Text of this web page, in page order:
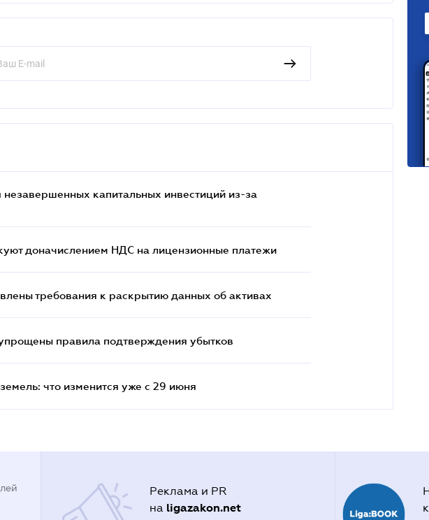
капитальных инвестиций из-за
доначислением НДС на лицензионные платежи
требования к раскрытию данных об активах
правила подтверждения убытков
что изменится уже с 29 июня
Реклама и PR
на ligazakon.net